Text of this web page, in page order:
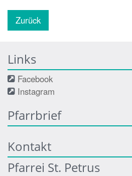
Zurück
Links
Facebook
Instagram
Pfarrbrief
Kontakt
Pfarrei St. Petrus